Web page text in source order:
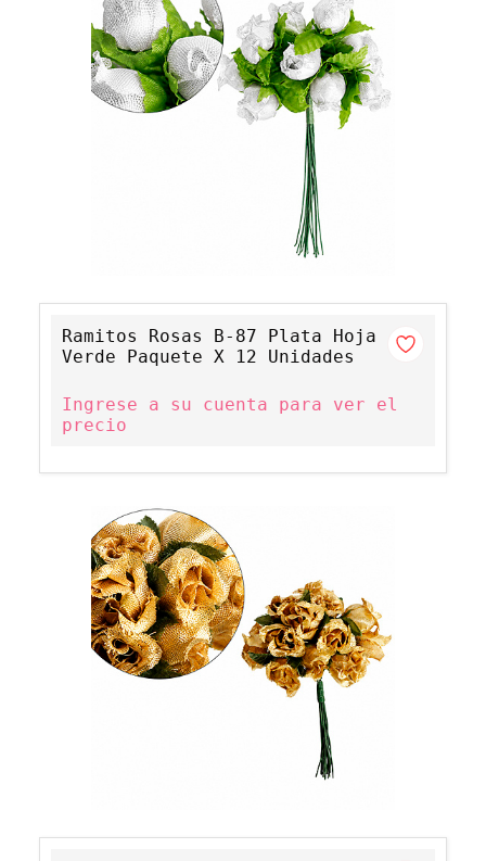
Ramitos Rosas B-87 Plata Hoja
Verde Paquete X 12 Unidades
Ingrese a su cuenta para ver el
precio